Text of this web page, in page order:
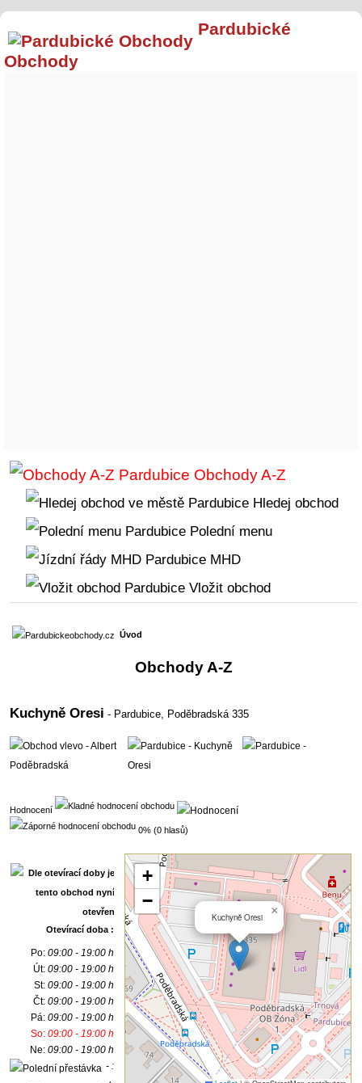
Pardubické
Obchody
Obchody A-Z
Hledej obchod
Polední menu
MHD
Vložit obchod
Úvod
Obchody A-Z
Kuchyně Oresi - Pardubice, Poděbradská 335
Hodnocení
0% (0 hlasů)
Otevírací doba :
Po:09:00 - 19:00 h
Út:09:00 - 19:00 h
St:09:00 - 19:00 h
Čt:09:00 - 19:00 h
Pá:09:00 - 19:00 h
So:09:00 - 19:00 h
Ne:09:00 - 19:00 h
- :
Kuchyně Oresi ×
+
−